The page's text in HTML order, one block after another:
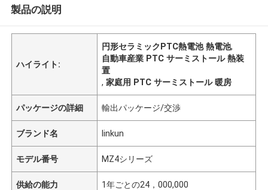
製品の説明
ハイライト:
円形セラミックPTC熱電池 熱電池,
自動車産業 PTC サーミストール 熱装
置
,家庭用 PTC サーミストール 暖房
パッケージの詳細 輸出パッケージ/交渉
ブランド名 linkun
モデル番号 MZ4シリーズ
供給の能力 1年ごとの24，000,000